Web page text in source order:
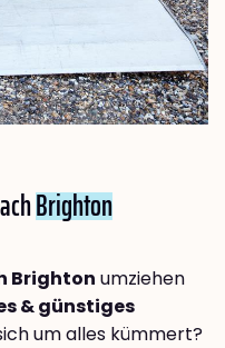
Brighton
Brighton umziehen
& günstiges
um alles kümmert?